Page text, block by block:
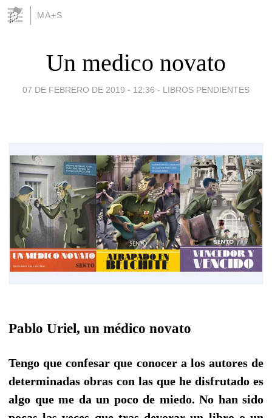
MA+S
Un medico novato
07 DE FEBRERO DE 2019 - 12:36 - LIBROS PENDIENTES
Pablo Uriel, un médico novato
Tengo que confesar que conocer a los autores de
determinadas obras con las que he disfrutado es
algo que me da un poco de miedo. No han sido